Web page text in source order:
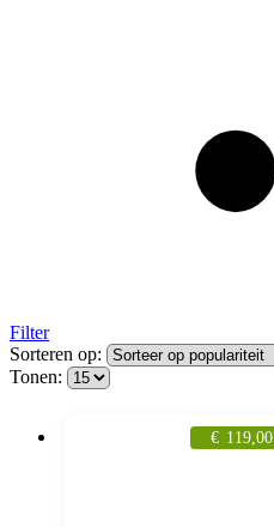
Filter
Sorteren op:
Tonen:
€ 119,00